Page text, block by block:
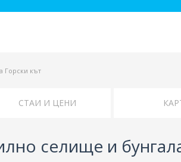
Горски кът
СТАИ И ЦЕНИ
селище и